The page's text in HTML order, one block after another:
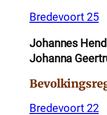
Bredevoort 25
Johannes
Johanna
Bredevoort 22